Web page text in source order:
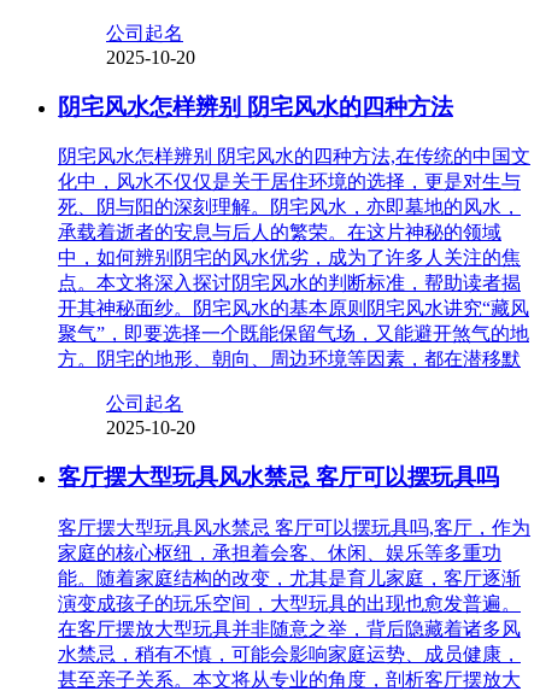
公司起名
2025-10-20
阴宅风水怎样辨别 阴宅风水的四种方法
阴宅风水怎样辨别 阴宅风水的四种方法,在传统的中国文
化中，风水不仅仅是关于居住环境的选择，更是对生与
死、阴与阳的深刻理解。阴宅风水，亦即墓地的风水，
承载着逝者的安息与后人的繁荣。在这片神秘的领域
中，如何辨别阴宅的风水优劣，成为了许多人关注的焦
点。本文将深入探讨阴宅风水的判断标准，帮助读者揭
开其神秘面纱。阴宅风水的基本原则阴宅风水讲究“藏风
聚气”，即要选择一个既能保留气场，又能避开煞气的地
方。阴宅的地形、朝向、周边环境等因素，都在潜移默
公司起名
2025-10-20
客厅摆大型玩具风水禁忌 客厅可以摆玩具吗
客厅摆大型玩具风水禁忌 客厅可以摆玩具吗,客厅，作为
家庭的核心枢纽，承担着会客、休闲、娱乐等多重功
能。随着家庭结构的改变，尤其是育儿家庭，客厅逐渐
演变成孩子的玩乐空间，大型玩具的出现也愈发普遍。
在客厅摆放大型玩具并非随意之举，背后隐藏着诸多风
水禁忌，稍有不慎，可能会影响家庭运势、成员健康，
甚至亲子关系。本文将从专业的角度，剖析客厅摆放大